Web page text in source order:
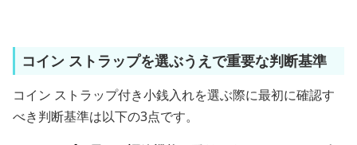
コイン ストラップを選ぶうえで重要な判断基準
コイン ストラップ付き小銭入れを選ぶ際に最初に確認す
べき判断基準は以下の3点です。